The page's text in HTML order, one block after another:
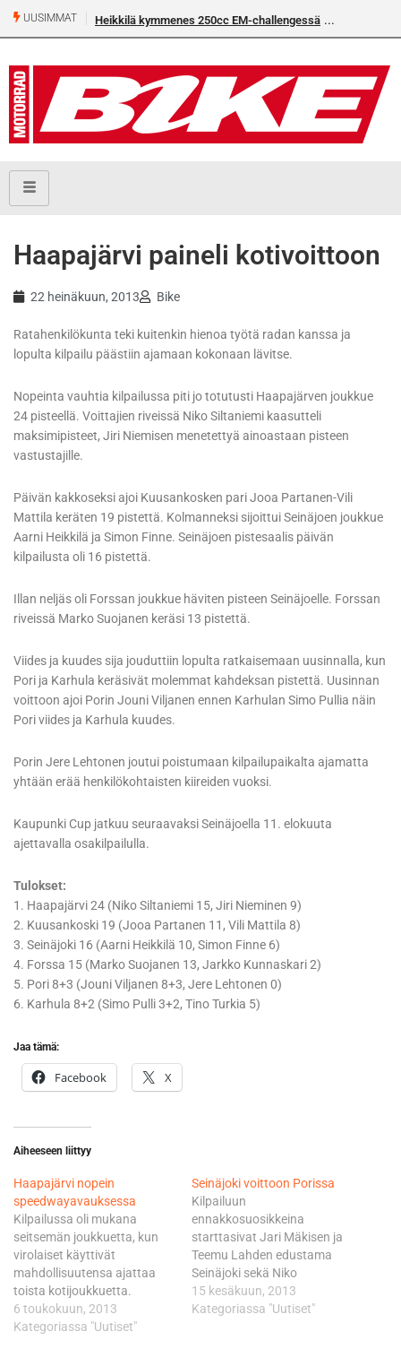
UUSIMMAT Heikkilä kymmenes 250cc EM-challengessä
Haapajärvi paineli kotivoittoon
22 heinäkuun, 2013 Bike
Ratahenkilökunta teki kuitenkin hienoa työtä radan kanssa ja
lopulta kilpailu päästiin ajamaan kokonaan lävitse.
Nopeinta vauhtia kilpailussa piti jo totutusti Haapajärven joukkue
24 pisteellä. Voittajien riveissä Niko Siltaniemi kaasutteli
maksimipisteet, Jiri Niemisen menetettyä ainoastaan pisteen
vastustajille.
Päivän kakkoseksi ajoi Kuusankosken pari Jooa Partanen-Vili
Mattila keräten 19 pistettä. Kolmanneksi sijoittui Seinäjoen joukkue
Aarni Heikkilä ja Simon Finne. Seinäjoen pistesaalis päivän
kilpailusta oli 16 pistettä.
Illan neljäs oli Forssan joukkue häviten pisteen Seinäjoelle. Forssan
riveissä Marko Suojanen keräsi 13 pistettä.
Viides ja kuudes sija jouduttiin lopulta ratkaisemaan uusinnalla, kun
Pori ja Karhula keräsivät molemmat kahdeksan pistettä. Uusinnan
voittoon ajoi Porin Jouni Viljanen ennen Karhulan Simo Pullia näin
Pori viides ja Karhula kuudes.
Porin Jere Lehtonen joutui poistumaan kilpailupaikalta ajamatta
yhtään erää henkilökohtaisten kiireiden vuoksi.
Kaupunki Cup jatkuu seuraavaksi Seinäjoella 11. elokuuta
ajettavalla osakilpailulla.
Tulokset:
1. Haapajärvi 24 (Niko Siltaniemi 15, Jiri Nieminen 9)
2. Kuusankoski 19 (Jooa Partanen 11, Vili Mattila 8)
3. Seinäjoki 16 (Aarni Heikkilä 10, Simon Finne 6)
4. Forssa 15 (Marko Suojanen 13, Jarkko Kunnaskari 2)
5. Pori 8+3 (Jouni Viljanen 8+3, Jere Lehtonen 0)
6. Karhula 8+2 (Simo Pulli 3+2, Tino Turkia 5)
Jaa tämä:
Facebook X
Aiheeseen liittyy
Haapajärvi nopein
speedwayavauksessa
Kilpailussa oli mukana
seitsemän joukkuetta, kun
virolaiset käyttivät
mahdollisuutensa ajattaa
toista kotijoukkuetta.
Kilpailun nopeinta vauhtia
piti Haapajärven joukkue
6 toukokuun, 2013
Kategoriassa "Uutiset"
Seinäjoki voittoon Porissa
Kilpailuun
ennakkosuosikkeina
starttasivat Jari Mäkisen ja
Teemu Lahden edustama
Seinäjoki sekä Niko
Siltaniemen ja Jiri Niemisen
edustama Haapajärvi.
15 kesäkuun, 2013
Kategoriassa "Uutiset"